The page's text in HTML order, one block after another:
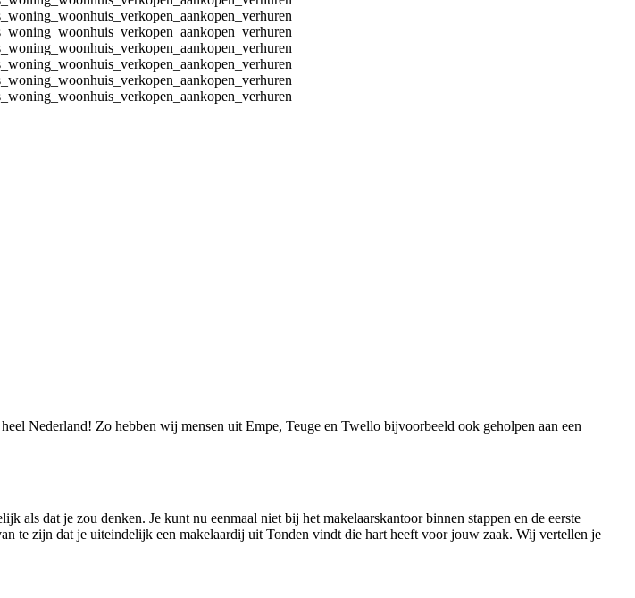
Nederland! Zo hebben wij mensen uit Empe, Teuge en Twello bijvoorbeeld ook geholpen aan een
als dat je zou denken. Je kunt nu eenmaal niet bij het makelaarskantoor binnen stappen en de eerste
te zijn dat je uiteindelijk een makelaardij uit Tonden vindt die hart heeft voor jouw zaak. Wij vertellen je